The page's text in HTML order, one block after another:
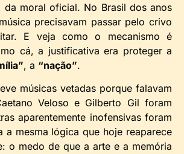
da moral oficial. No Brasil dos anos
precisavam passar pelo crivo
E veja como o mecanismo é
cá, a justificativa era proteger a
, a “nação”.
músicas vetadas porque falavam
Veloso e Gilberto Gil foram
aparentemente inofensivas foram
a mesma lógica que hoje reaparece
o medo de que a arte e a memória